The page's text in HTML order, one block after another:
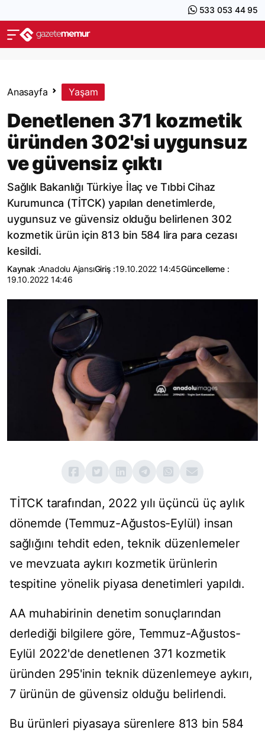
533 053 44 95
Anasayfa Yaşam
Denetlenen 371 kozmetik
üründen 302'si uygunsuz
ve güvensiz çıktı
Sağlık Bakanlığı Türkiye İlaç ve Tıbbi Cihaz
Kurumunca (TİTCK) yapılan denetimlerde,
uygunsuz ve güvensiz olduğu belirlenen 302
kozmetik ürün için 813 bin 584 lira para cezası
kesildi.
Kaynak :Anadolu AjansıGiriş :19.10.2022 14:45Güncelleme :
19.10.2022 14:46
TİTCK tarafından, 2022 yılı üçüncü üç aylık
dönemde (Temmuz-Ağustos-Eylül) insan
sağlığını tehdit eden, teknik düzenlemeler
ve mevzuata aykırı kozmetik ürünlerin
tespitine yönelik piyasa denetimleri yapıldı.
AA muhabirinin denetim sonuçlarından
derlediği bilgilere göre, Temmuz-Ağustos-
Eylül 2022'de denetlenen 371 kozmetik
üründen 295'inin teknik düzenlemeye aykırı,
7 ürünün de güvensiz olduğu belirlendi.
Bu ürünleri piyasaya sürenlere 813 bin 584